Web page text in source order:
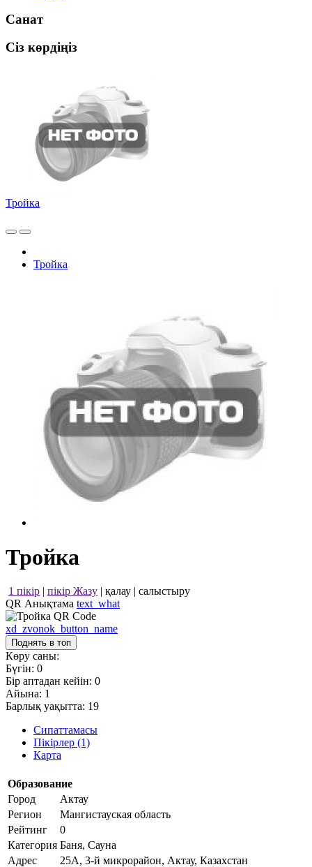
Санат
Сіз көрдіңіз
Тройка
Тройка
Тройка
1 пікір | пікір Жазу | қалау | салыстыру
QR Анықтама text_what
xd_zvonok_button_name
Поднять в топ
Көру саны:
Бүгін: 0
Бір аптадан кейін: 0
Айына: 1
Барлық уақытта: 19
Сипаттамасы
Пікірлер (1)
Карта
Образование
Город
Актау
Регион
Мангистауская область
Рейтинг
0
Категория Баня, Сауна
Адрес
25А, 3-й микрорайон, Актау, Казахстан